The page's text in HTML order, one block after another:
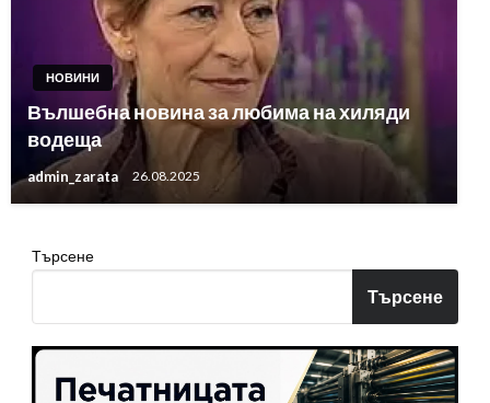
НОВИНИ
Вълшебна новина за любима на хиляди
водеща
admin_zarata 26.08.2025
Търсене
Търсене